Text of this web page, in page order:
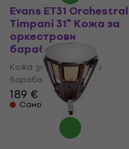
Evans ET31 Orchestral
Timpani 31" Кожа за
оркестрови
барабани
Кожа за оркестрови
барабани
189 €
Само по поръчка